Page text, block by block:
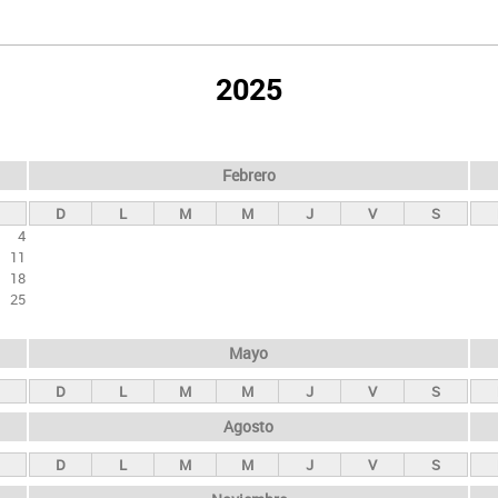
2025
4
11
18
25
Febrero
D L M M J V S
Mayo
D L M M J V S
Agosto
D L M M J V S